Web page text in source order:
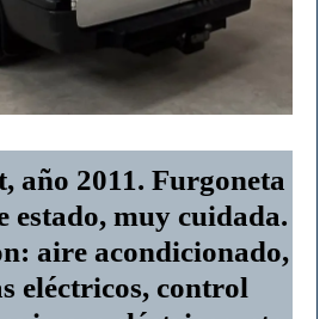
año 2011. Furgoneta
estado, muy cuidada.
aire acondicionado,
eléctricos, control